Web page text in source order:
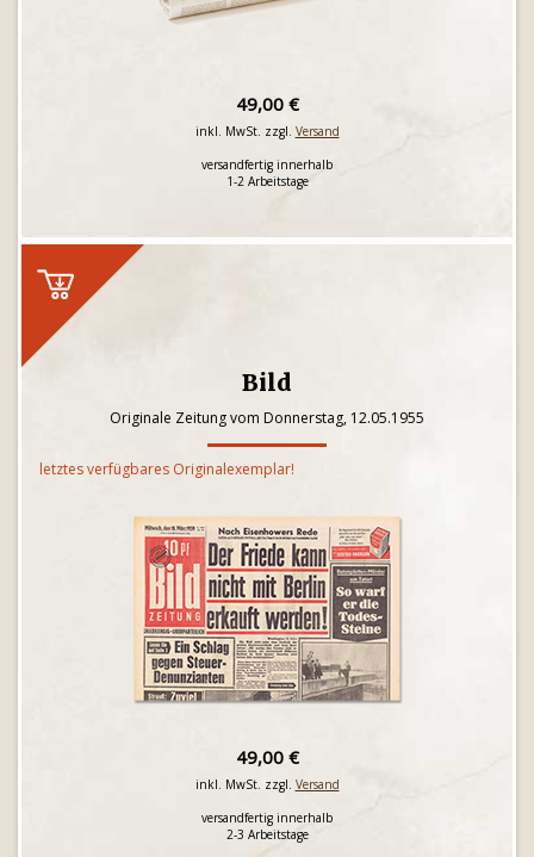
49,00 €
inkl. MwSt. zzgl. Versand
versandfertig innerhalb
1-2 Arbeitstage
Bild
Originale Zeitung vom Donnerstag, 12.05.1955
letztes verfügbares Originalexemplar!
49,00 €
inkl. MwSt. zzgl. Versand
versandfertig innerhalb
2-3 Arbeitstage